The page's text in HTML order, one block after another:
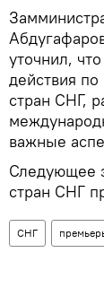
уточнил,
действия
стран СНГ,
важные
Следующее
стран СНГ
СНГ